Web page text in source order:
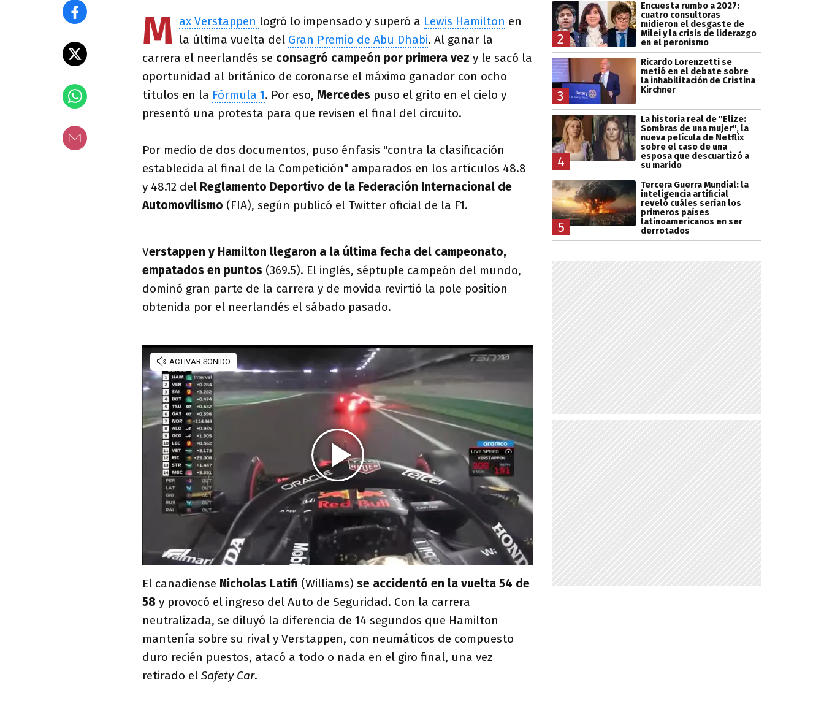
M ax Verstappen logró lo impensado y superó a Lewis Hamilton en
la última vuelta del Gran Premio de Abu Dhabi. Al ganar la
carrera el neerlandés se consagró campeón por primera vez y le sacó la
oportunidad al británico de coronarse el máximo ganador con ocho
títulos en la Fórmula 1. Por eso, Mercedes puso el grito en el cielo y
presentó una protesta para que revisen el final del circuito.
Por medio de dos documentos, puso énfasis "contra la clasificación
establecida al final de la Competición" amparados en los artículos 48.8
y 48.12 del Reglamento Deportivo de la Federación Internacional de
Automovilismo (FIA), según publicó el Twitter oficial de la F1.
Verstappen y Hamilton llegaron a la última fecha del campeonato,
empatados en puntos (369.5). El inglés, séptuple campeón del mundo,
dominó gran parte de la carrera y de movida revirtió la pole position
obtenida por el neerlandés el sábado pasado.
El canadiense Nicholas Latifi (Williams) se accidentó en la vuelta 54 de
58 y provocó el ingreso del Auto de Seguridad. Con la carrera
neutralizada, se diluyó la diferencia de 14 segundos que Hamilton
mantenía sobre su rival y Verstappen, con neumáticos de compuesto
duro recién puestos, atacó a todo o nada en el giro final, una vez
retirado el Safety Car.
2
Encuesta rumbo a 2027:
cuatro consultoras
midieron el desgaste de
Milei y la crisis de liderazgo
en el peronismo
3
Ricardo Lorenzetti se
metió en el debate sobre
la inhabilitación de Cristina
Kirchner
4
La historia real de "Elize:
Sombras de una mujer", la
nueva película de Netflix
sobre el caso de una
esposa que descuartizó a
su marido
5
Tercera Guerra Mundial: la
inteligencia artificial
reveló cuáles serían los
primeros países
latinoamericanos en ser
derrotados